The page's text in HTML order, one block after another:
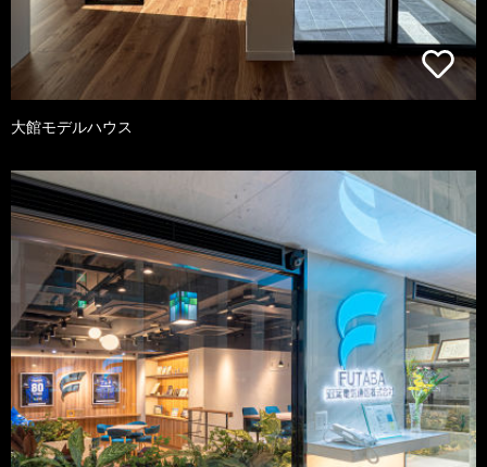
大館モデルハウス